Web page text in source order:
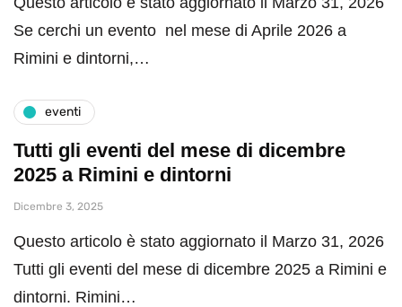
Se cerchi un evento nel mese di Aprile 2026 a
Rimini e dintorni,…
eventi
Tutti gli eventi del mese di dicembre
2025 a Rimini e dintorni
Dicembre 3, 2025
Questo articolo è stato aggiornato il Marzo 31, 2026
Tutti gli eventi del mese di dicembre 2025 a Rimini e
dintorni. Rimini…